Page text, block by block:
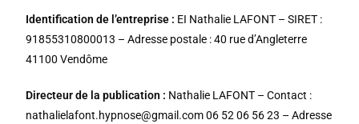
Identification de l’entreprise : EI Nathalie LAFONT – SIRET :
91855310800013 – Adresse postale :40 rue d’Angleterre
41100 Vendôme
Directeur de la publication : Nathalie LAFONT – Contact :
nathalielafont.hypnose@gmail.com 06 52 06 56 23 – Adresse